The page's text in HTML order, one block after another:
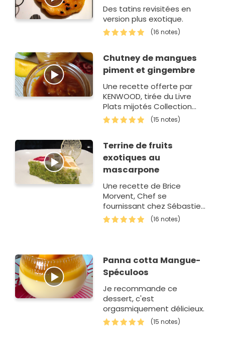
Des tatins revisitées en
version plus exotique.
(16 notes)
Chutney de mangues
piment et gingembre
Une recette offerte par
KENWOOD, tirée du Livre
Plats mijotés Collection
Cooking Chef KENWOOD
(15 notes)
Terrine de fruits
exotiques au
mascarpone
Une recette de Brice
Morvent, Chef se
fournissant chez Sébastien
Manier, primeur au Marché
Saint Martin à Paris.
(16 notes)
Panna cotta Mangue-
Spéculoos
Je recommande ce
dessert, c'est
orgasmiquement délicieux.
(15 notes)